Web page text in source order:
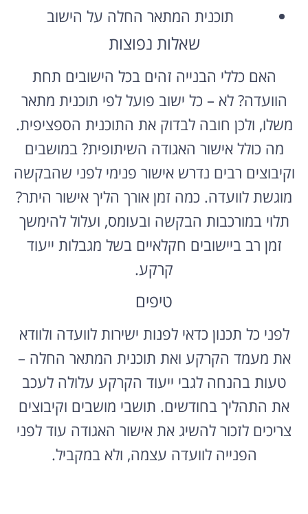
תוכנית המתאר החלה על הישוב
שאלות נפוצות
האם כללי הבנייה זהים בכל הישובים תחת
הוועדה? לא – כל ישוב פועל לפי תוכנית מתאר
משלו, ולכן חובה לבדוק את התוכנית הספציפית.
מה כולל אישור האגודה השיתופית? במושבים
וקיבוצים רבים נדרש אישור פנימי לפני שהבקשה
מוגשת לוועדה. כמה זמן אורך הליך אישור היתר?
תלוי במורכבות הבקשה ובעומס, ועלול להימשך
זמן רב ביישובים חקלאיים בשל מגבלות ייעוד
קרקע.
טיפים
לפני כל תכנון כדאי לפנות ישירות לוועדה ולוודא
את מעמד הקרקע ואת תוכנית המתאר החלה –
טעות בהנחה לגבי ייעוד הקרקע עלולה לעכב
את התהליך בחודשים. תושבי מושבים וקיבוצים
צריכים לזכור להשיג את אישור האגודה עוד לפני
הפנייה לוועדה עצמה, ולא במקביל.